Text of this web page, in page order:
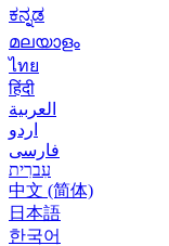
ಕನ್ನಡ
മലയാളം
ไทย
हिंदी
العربية
اردو
فارسی
עִברִית
中文 (简体)
日本語
한국어